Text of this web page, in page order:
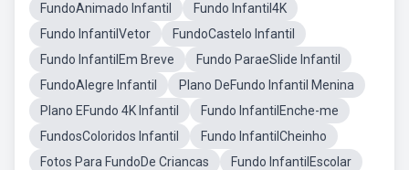
FundoAnimado Infantil
Fundo Infantil4K
Fundo InfantilVetor
FundoCastelo Infantil
Fundo InfantilEm Breve
Fundo ParaeSlide Infantil
FundoAlegre Infantil
Plano DeFundo Infantil Menina
Plano EFundo 4K Infantil
Fundo InfantilEnche-me
FundosColoridos Infantil
Fundo InfantilCheinho
Fotos Para FundoDe Criancas
Fundo InfantilEscolar